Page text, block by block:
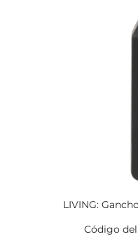
LIVING:
Código del